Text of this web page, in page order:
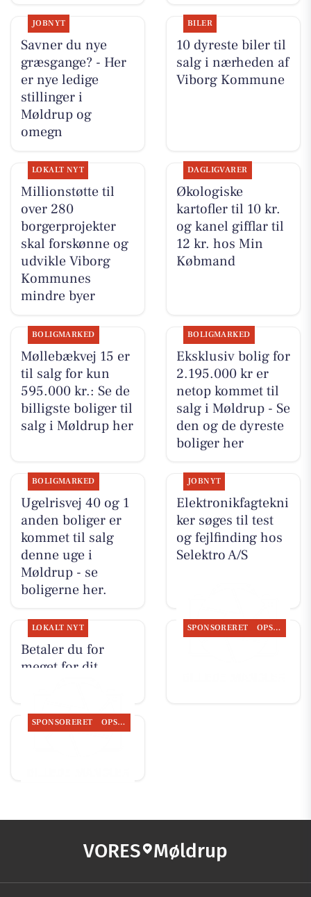
JOBNYT
Savner du nye
græsgange? - Her
er nye ledige
stillinger i
Møldrup og
omegn
BILER
10 dyreste biler til
salg i nærheden af
Viborg Kommune
LOKALT NYT
Millionstøtte til
over 280
borgerprojekter
skal forskønne og
udvikle Viborg
Kommunes
mindre byer
DAGLIGVARER
Økologiske
kartofler til 10 kr.
og kanel gifflar til
12 kr. hos Min
Købmand
BOLIGMARKED
Møllebækvej 15 er
til salg for kun
595.000 kr.: Se de
billigste boliger til
salg i Møldrup her
BOLIGMARKED
Eksklusiv bolig for
2.195.000 kr er
netop kommet til
salg i Møldrup - Se
den og de dyreste
boliger her
BOLIGMARKED
Ugelrisvej 40 og 1
anden boliger er
kommet til salg
denne uge i
Møldrup - se
boligerne her.
JOBNYT
Elektronikfagtekni
ker søges til test
og fejlfinding hos
Selektro A/S
LOKALT NYT
Betaler du for
meget for dit
SPONSORERET OPSLAGSTAVLEN
SPONSORERET OPSLAGSTAVLEN
VORES Møldrup